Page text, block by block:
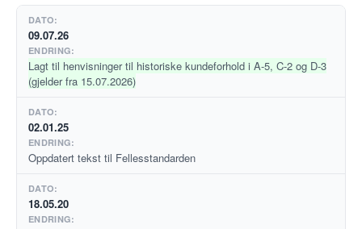
09.07.26
Lagt til henvisninger til historiske kundeforhold i A-5, C-2 og D-3
(gjelder fra 15.07.2026)
02.01.25
Oppdatert tekst til Fellesstandarden
18.05.20